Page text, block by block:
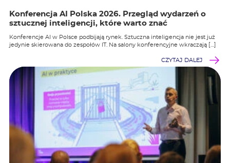
Konferencja AI Polska 2026. Przegląd wydarzeń o
sztucznej inteligencji, które warto znać
Konferencje AI w Polsce podbijają rynek. Sztuczna inteligencja nie jest już
jedynie skierowana do zespołów IT. Na salony konferencyjne wkraczają […]
CZYTAJ DALEJ